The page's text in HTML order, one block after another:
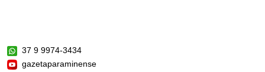
37 9 9974-3434
gazetaparaminense